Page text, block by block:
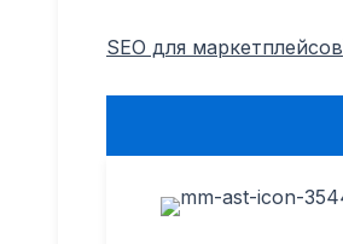
SEO для маркетплейсов